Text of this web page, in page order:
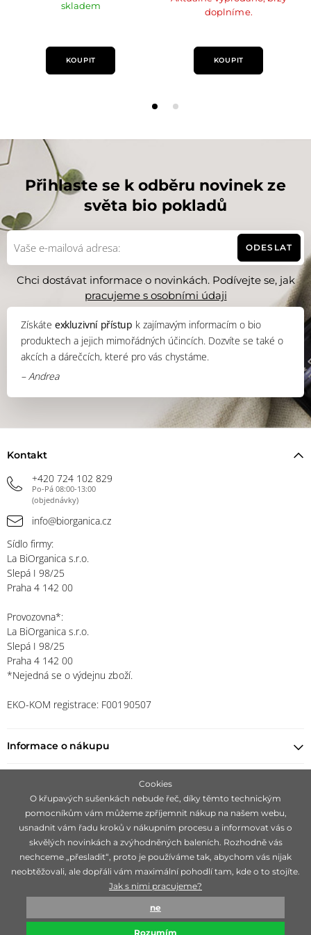
skladem
KOUPIT
doplníme.
KOUPIT
Přihlaste se k odběru novinek ze
světa bio pokladů
ODESLAT
Chci dostávat informace o novinkách. Podívejte se, jak
pracujeme s osobními údaji
Získáteexkluzivní přístup k zajímavým informacím o bio
produktech a jejich mimořádných účincích. Dozvíte se také o
akcích a dárečcích, které pro vás chystáme.
– Andrea
Kontakt
+420 724 102 829
Po-Pá 08:00-13:00
(objednávky)
info@biorganica.cz
Sídlo firmy:
La BiOrganica s.r.o.
Slepá I 98/25
Praha 4 142 00
Provozovna*:
La BiOrganica s.r.o.
Slepá I 98/25
Praha 4 142 00
*Nejedná se o výdejnu zboží.
EKO-KOM registrace: F00190507
Informace o nákupu
Zůstaňte s námi v kontaktu
Zaměřujeme se na hledání čistě přírodních značek, ideálně 100 %
bio, které jsou mimořádné svojí účinností.
Cookies
O křupavých sušenkách nebude řeč, díky těmto technickým
pomocníkům vám můžeme zpříjemnit nákup na našem webu,
usnadnit vám řadu kroků v nákupním procesu a informovat vás o
skvělých novinkách a zvýhodněných baleních. Rozhodně vás
nechceme „přesladit“, proto je používáme tak, abychom vás nijak
neobtěžovali, ale dopřáli vám maximální pohodlí tam, kde o to stojíte.
Jak s nimi pracujeme?
ne
Rozumím